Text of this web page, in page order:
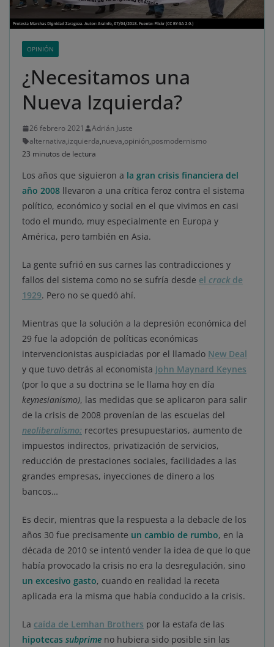
OPINIÓN
¿Necesitamos una
Nueva Izquierda?
26 febrero 2021
Adrián Juste
alternativa,izquierda,nueva,opinión,posmodernismo
23 minutos de lectura
Los años que siguieron a la gran crisis financiera del
año 2008 llevaron a una crítica feroz contra el sistema
político, económico y social en el que vivimos en casi
todo el mundo, muy especialmente en Europa y
América, pero también en Asia.
La gente sufrió en sus carnes las contradicciones y
fallos del sistema como no se sufría desde el crackde
1929. Pero no se quedó ahí.
Mientras que la solución a la depresión económica del
29 fue la adopción de políticas económicas
intervencionistas auspiciadas por el llamado New Deal
y que tuvo detrás al economista John Maynard Keynes
(por lo que a su doctrina se le llama hoy en día
keynesianismo), las medidas que se aplicaron para salir
de la crisis de 2008 provenían de las escuelas del
neoliberalismo: recortes presupuestarios, aumento de
impuestos indirectos, privatización de servicios,
reducción de prestaciones sociales, facilidades a las
grandes empresas, inyecciones de dinero a los
bancos…
Es decir, mientras que la respuesta a la debacle de los
años 30 fue precisamente un cambio de rumbo, en la
década de 2010 se intentó vender la idea de que lo que
había provocado la crisis no era la desregulación, sino
un excesivo gasto, cuando en realidad la receta
aplicada era la misma que había conducido a la crisis.
La caída de Lemhan Brothers por la estafa de las
hipotecas subprime no hubiera sido posible sin las